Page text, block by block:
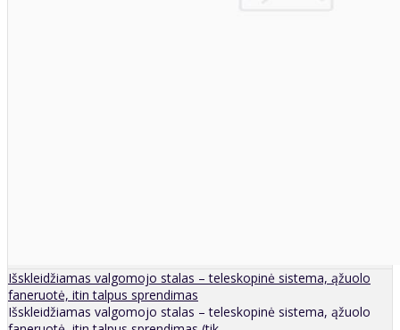
Išskleidžiamas valgomojo stalas – teleskopinė sistema, ąžuolo
faneruotė, itin talpus sprendimas
Išskleidžiamas valgomojo stalas – teleskopinė sistema, ąžuolo